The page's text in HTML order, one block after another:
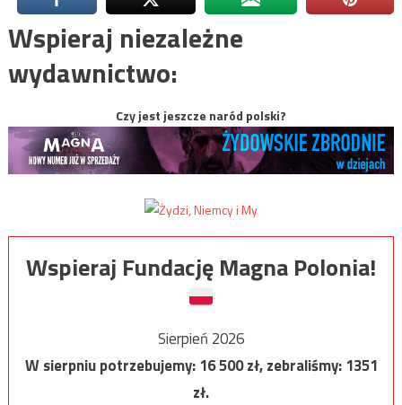
Wspieraj niezależne
wydawnictwo:
Czy jest jeszcze naród polski?
Wspieraj Fundację Magna Polonia!
Sierpień 2026
W sierpniu potrzebujemy:16 500zł, zebraliśmy:1351
zł.